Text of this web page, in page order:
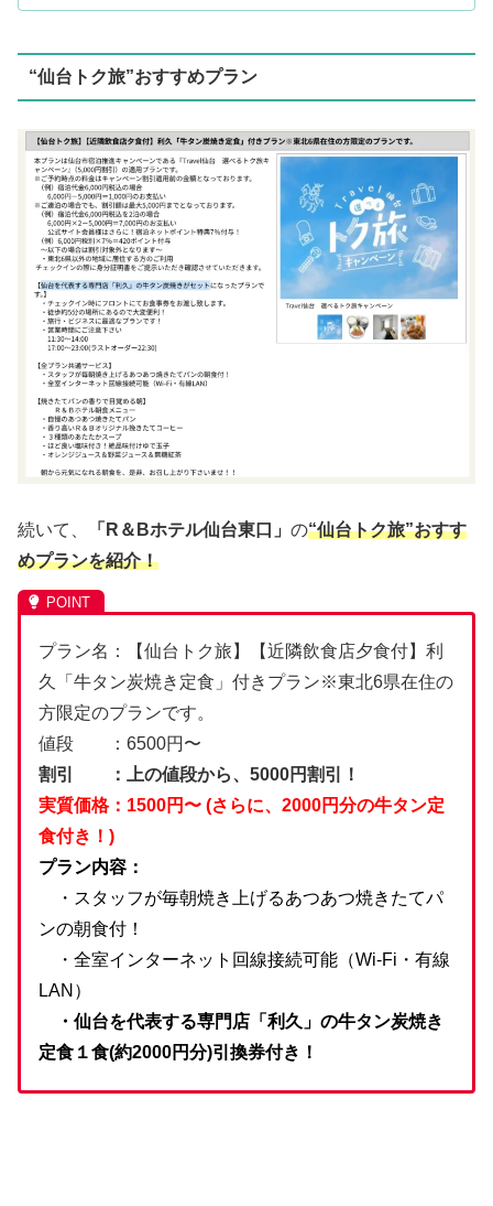
“仙台トク旅”おすすめプラン
続いて、 「R＆Bホテル仙台東口」 の“仙台トク旅”おすす
めプランを紹介！
プラン名：【仙台トク旅】【近隣飲食店夕食付】利
久「牛タン炭焼き定食」付きプラン※東北6県在住の
方限定のプランです。
値段 ：6500円〜
割引 ：上の値段から、5000円割引！
実質価格：1500円〜 (さらに、2000円分の牛タン定
食付き！)
プラン内容：
・スタッフが毎朝焼き上げるあつあつ焼きたてパ
ンの朝食付！
・全室インターネット回線接続可能（Wi-Fi・有線
LAN）
・仙台を代表する専門店「利久」の牛タン炭焼き
定食１食(約2000円分)引換券付き！